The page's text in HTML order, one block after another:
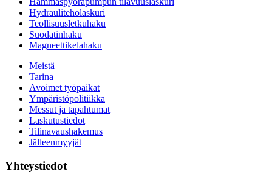
Hydrauliteholaskuri
Teollisuusletkuhaku
Suodatinhaku
Magneettikelahaku
Meistä
Tarina
Avoimet työpaikat
Ympäristöpolitiikka
Messut ja tapahtumat
Laskutustiedot
Tilinavaushakemus
Jälleenmyyjät
Yhteystiedot